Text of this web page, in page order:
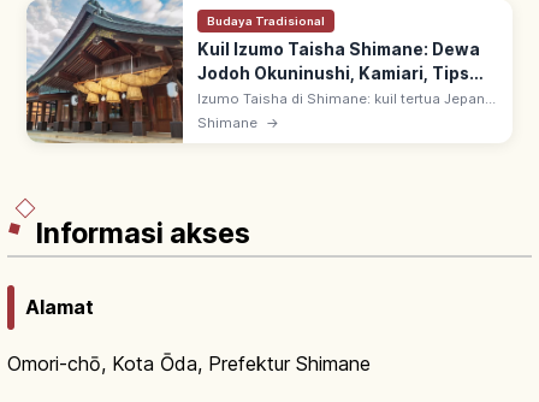
Budaya Tradisional
Kuil Izumo Taisha Shimane: Dewa
Jodoh Okuninushi, Kamiari, Tips
Berkunjung
Izumo Taisha di Shimane: kuil tertua Jepang,
memuja Okuninushi no Okami sebagai dewa
Shimane →
Informasi akses
Alamat
Omori-chō, Kota Ōda, Prefektur Shimane